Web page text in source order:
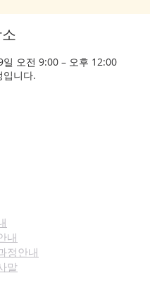
오전 9:00 – 오후 12:00
입니다.
내
정안내
말